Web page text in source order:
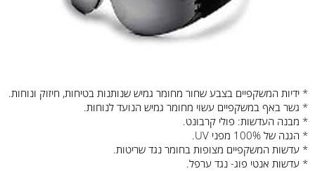
* ידיות המשקפיים בצבע שחור מחומר גמיש שנותנות בטיחות, חיזוק ונוחות.
* גשר באף במשקפיים עשוי מחומר גמיש הנועד לנוחות.
* מבנה העדשות: פולי קרבונט.
* הגנה של 100% מפני UV.
* עדשות המשקפיים מצופות בחומר נגד שריטות.
* עדשות אנטי פוג- נגד ערפל.